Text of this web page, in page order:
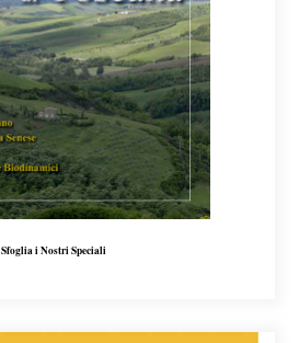
Sfoglia i Nostri Speciali